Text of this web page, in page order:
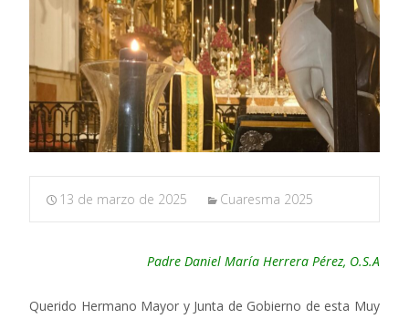
13 de marzo de 2025 Cuaresma 2025
Padre Daniel María Herrera Pérez, O.S.A
Querido Hermano Mayor y Junta de Gobierno de esta Muy